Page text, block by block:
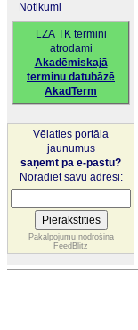
Notikumi
LZA TK termini
atrodami
Akadēmiskajā
terminu datubāzē
AkadTerm
Vēlaties portāla
jaunumus
saņemt pa e-pastu?
Norādiet savu adresi:
Pakalpojumu nodrošina
FeedBlitz